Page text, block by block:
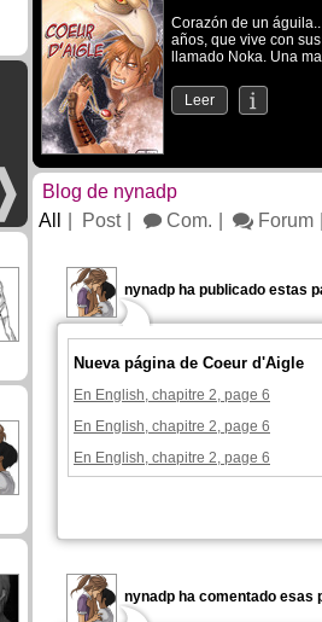
Corazón de un
años, que vive con
llamado Noka. Una
Leer
Blog de nynadp
All
Post Com. Forum
nynadp ha publicado estas
Nueva página de Coeur d'Aigle
En English, chapitre 2, page 6
En English, chapitre 2, page 6
En English, chapitre 2, page 6
nynadp ha comentado esas